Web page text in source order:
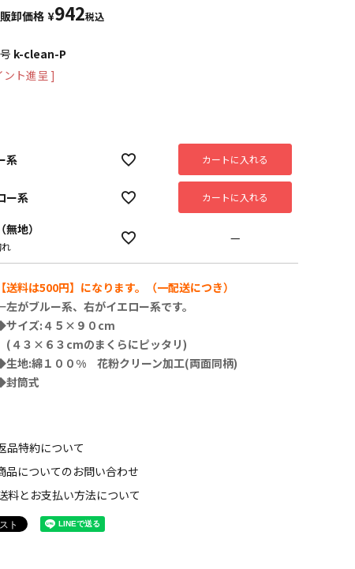
卸価格 ¥942税込
k-clean-P
ント進呈 ]
系 カートに入れる
ー系 カートに入れる
無地）
—
【送料は500円】になります。（一配送につき）
がブルー系、右がイエロー系です。
イズ:４５×９０cm
(４３×６３cmのまくらにピッタリ)
地:綿１００% 花粉クリーン加工(両面同柄)
筒式
品特約について
品についてのお問い合わせ
料とお支払い方法について